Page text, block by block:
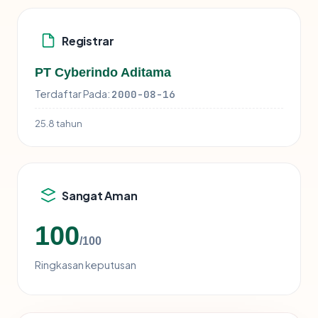
Registrar
PT Cyberindo Aditama
Terdaftar Pada: 2000-08-16
25.8 tahun
Sangat Aman
100/100
Ringkasan keputusan